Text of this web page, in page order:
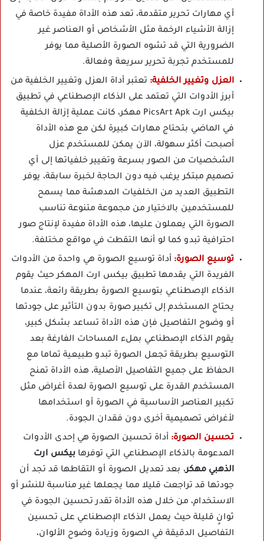
أي مهارات تحرير متقدمة، تعد هذه الأداة مفيدة خاصة في
إزالة الأشياء الرخمة مثل الأشخاص أو العناصر غير
الضرورية التي قد تشوه الصورة الأصلية مما يوفر
للمستخدم تجربة تحرير سريعة وفعالة.
العزل وتغيير الخلفية: تعتبر أداة العزل وتغيير الخلفية من
أبرز الأدوات التي تعتمد على الذكاء الإصطناعي في تطبيق
بيكس ارت PicsArt Apk مهكر، كانت عملية إزالة الخلفية
في الماضي بتحتاج مهارات كبيرة لكن مع هذه الأداة
أصبحت أكثر سهولة، الآن يمكن للمستخدم عزل
الشخصيات من الصور بسرعة وتغيير خلفياتها إلى أي
تصميم مبتكر يرغب فيه دون الحاجة لخبرة سابقة، يوفر
التطبيق العديد من الخلفيات المدهشة مما يسمح
للمستخدمين بالاختيار من مجموعة متنوعة تناسب
الصورة التي يعملون عليها، هذه الأداة مفيدة لإنتاج صور
احترافية تبدو كما لو أنها التقطت في مواقع مختلفة.
توسيع الصورة: أداة توسيع الصورة هي واحدة من الأدوات
الفريدة التي يقدمها تطبيق بيكس ارت المهكر حيث يقوم
الذكاء الإصطناعي بتوسيع الصورة بطريقة رائعة، عندما
يحتاج المستخدم إلى تكبير صورة بدون التأثير على جودتها
أو وضوح التفاصيل فإن هذه الأداة تساعد بشكل كبير،
يقوم الذكاء الإصطناعي بملء المساحات الفارغة بعد
التوسيع بطريقة تجعل الصورة تبدو طبيعية تماما مع
الحفاظ على جميع التفاصيل الأصلية، هذه الأداة تمنح
المستخدم القدرة على توسيع الصورة لعدة أغراض مثل
تكبير العناصر الأساسية في الصورة أو استخدامها
لأغراض تصميمية أخرى دون فقدان الجودة.
تحسين الصورة: أداة تحسين الصورة هي إحدى الأدوات
المدعومة بالذكاء الإصطناعي التي توفرها بيكس ارت
الذهبي مهكر، بعد تعديل الصورة أو التقاطها قد تجد أن
جودتها قد تراجعت قليلا مما يجعلها غير مناسبة للنشر أو
الاستخدام، من خلال هذه الأداة تقدر تحسين الجودة في
ثوانٍ قليلة حيث يعمل الذكاء الإصطناعي على تحسين
التفاصيل الدقيقة في الصورة وزيادة وضوح الألوان،